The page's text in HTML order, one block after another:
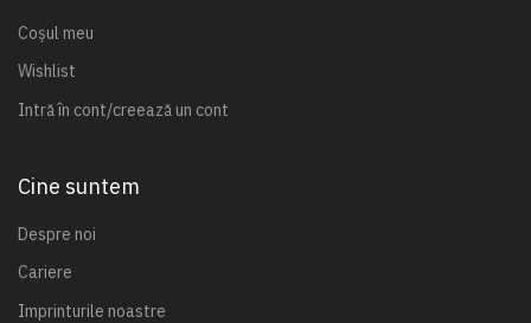
Coșul meu
Wishlist
Intră în cont/creează un cont
Cine suntem
Despre noi
Cariere
Imprinturile noastre